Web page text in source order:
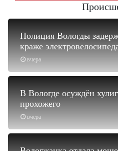
вчера
Полиция Вологды
краже
вчера
В Вологде осуждён
прохожего